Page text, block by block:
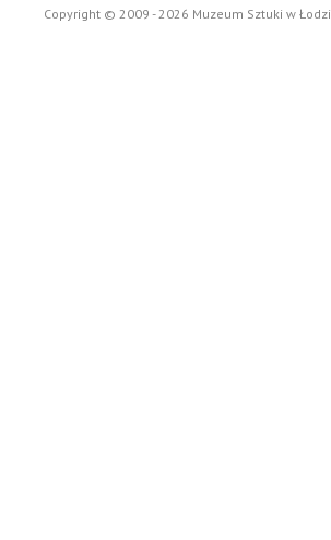
Copyright © 2009 - 2026 Muzeum Sztuki w Łodzi